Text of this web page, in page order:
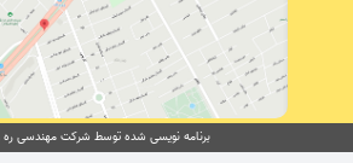
برنامه نویسی شده توسط شرکت مهندسی ره